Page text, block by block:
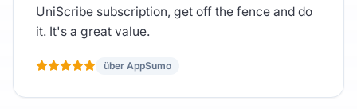
UniScribe subscription, get off the fence and do
it. It's a great value.
über AppSumo